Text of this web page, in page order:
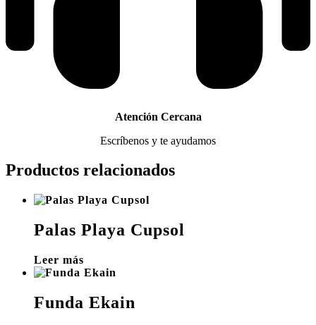
Atención Cercana
Escríbenos y te ayudamos
Productos relacionados
Palas Playa Cupsol
Leer más
Funda Ekain